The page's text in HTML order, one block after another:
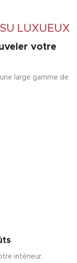
LUXUEUX
votre
large gamme de
intérieur,